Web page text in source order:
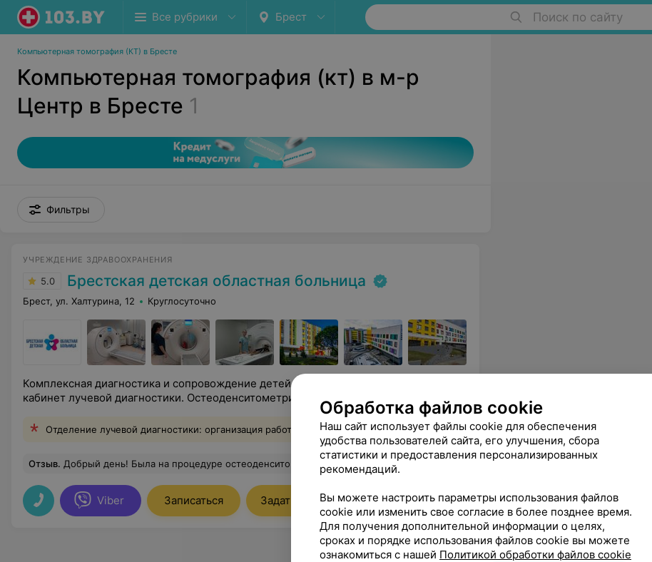
Все рубрики Брест Поиск по сайту
Компьютерная томография (КТ) в Бресте
Компьютерная томография (кт) в м-р
Центр в Бресте 1
Фильтры
УЧРЕЖДЕНИЕ ЗДРАВООХРАНЕНИЯ
5.0 Брестская детская областная больница
Брест, ул. Халтурина, 12 Круглосуточно
Комплексная диагностика и сопровождение детей и подростков. Современный
кабинет лучевой диагностики. Остеоденситометрия.
Отделение лучевой диагностики: организация работы и исследования
Отзыв. Добрый день! Была на процедуре остеоденситометрии. Исследование проводиться в комфортных условиях, медицинский персонал подробно объясняет каждый этап, результаты выдаются в день обследования.
Viber Записаться Задать вопрос
Обработка файлов cookie
Наш сайт использует файлы cookie для обеспечения
удобства пользователей сайта, его улучшения, сбора
статистики и предоставления персонализированных
рекомендаций.
Вы можете настроить параметры использования файлов
cookie или изменить свое согласие в более позднее время.
Для получения дополнительной информации о целях,
сроках и порядке использования файлов cookie вы можете
ознакомиться с нашей Политикой обработки файлов cookie